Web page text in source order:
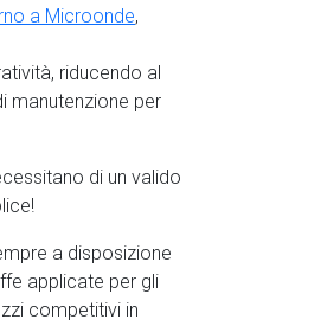
a Microonde,
riducendo al
manutenzione per
di un valido
a disposizione
applicate per gli
competitivi in